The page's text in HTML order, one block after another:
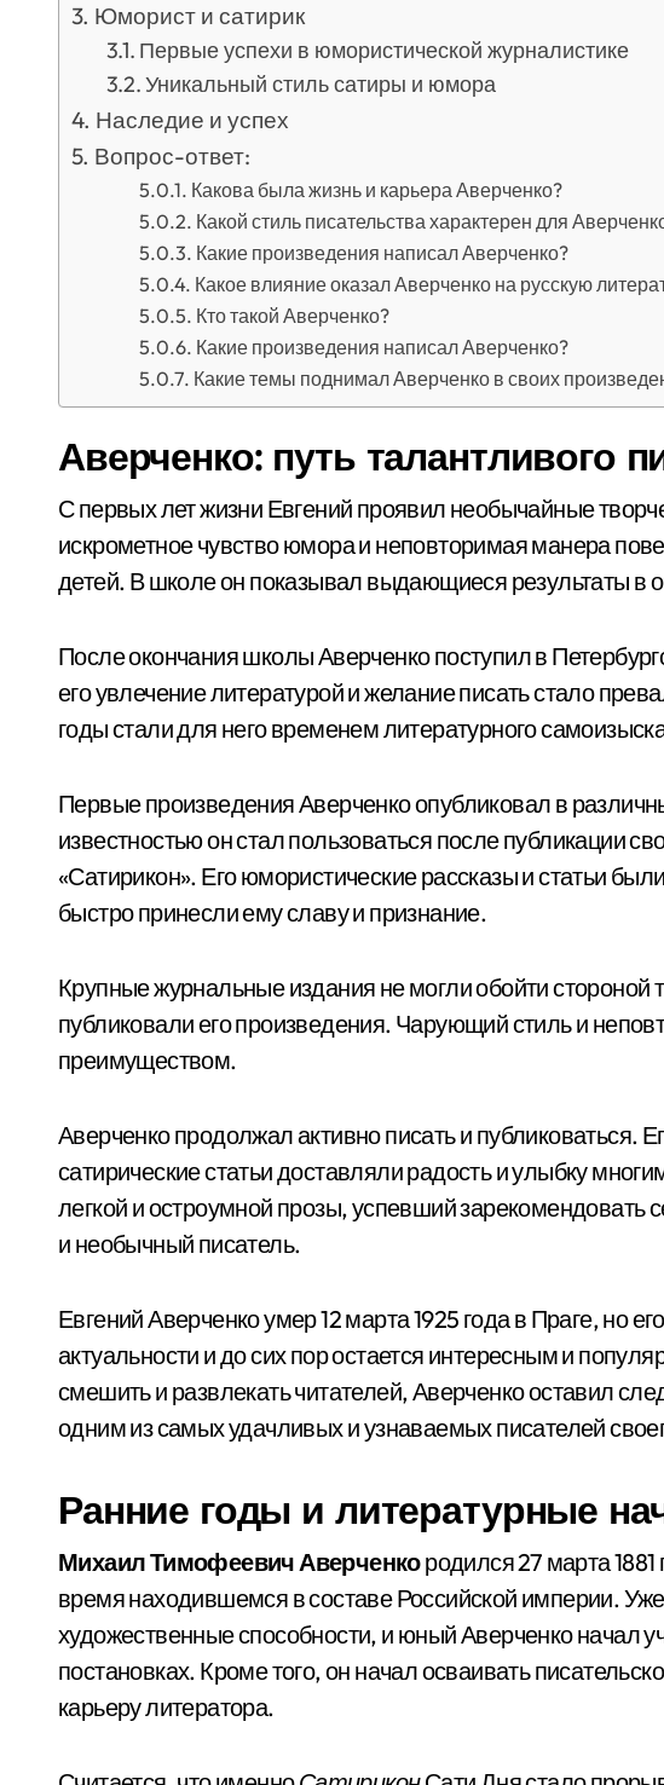
Юморист и сатирик
Первые успехи в юмористической журналистике
Уникальный стиль сатиры и юмора
Наследие и успех
Вопрос-ответ:
Какова была жизнь и карьера Аверченко?
Какой стиль писательства характерен для
Какие произведения написал Аверченко?
Какое влияние оказал Аверченко на русскую
Кто такой Аверченко?
Какие произведения написал Аверченко?
Какие темы поднимал Аверченко в своих
Аверченко: путь талантливого
С первых лет жизни Евгений проявил необычайные
искрометное чувство юмора и неповторимая манера
детей. В школе он показывал выдающиеся результаты в
После окончания школы Аверченко поступил в
его увлечение литературой и желание писать стало
годы стали для него временем литературного
Первые произведения Аверченко опубликовал в
известностью он стал пользоваться после публикации
«Сатирикон». Его юмористические рассказы и статьи
быстро принесли ему славу и признание.
Крупные журнальные издания не могли обойти стороной
публиковали его произведения. Чарующий стиль и
преимуществом.
Аверченко продолжал активно писать и публиковаться.
сатирические статьи доставляли радость и улыбку
легкой и остроумной прозы, успевший зарекомендовать
и необычный писатель.
Евгений Аверченко умер 12 марта 1925 года в Праге, но
актуальности и до сих пор остается интересным и
смешить и развлекать читателей, Аверченко оставил
одним из самых удачливых и узнаваемых писателей
Ранние годы и литературные
Михаил Тимофеевич Аверченкородился 27 марта
время находившемся в составе Российской империи. Уже
художественные способности, и юный Аверченко начал
постановках. Кроме того, он начал осваивать
карьеру литератора.